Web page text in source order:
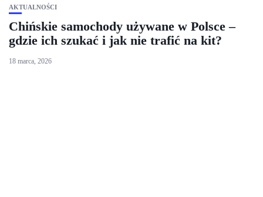
AKTUALNOŚCI
Chińskie samochody używane w Polsce –
gdzie ich szukać i jak nie trafić na kit?
18 marca, 2026